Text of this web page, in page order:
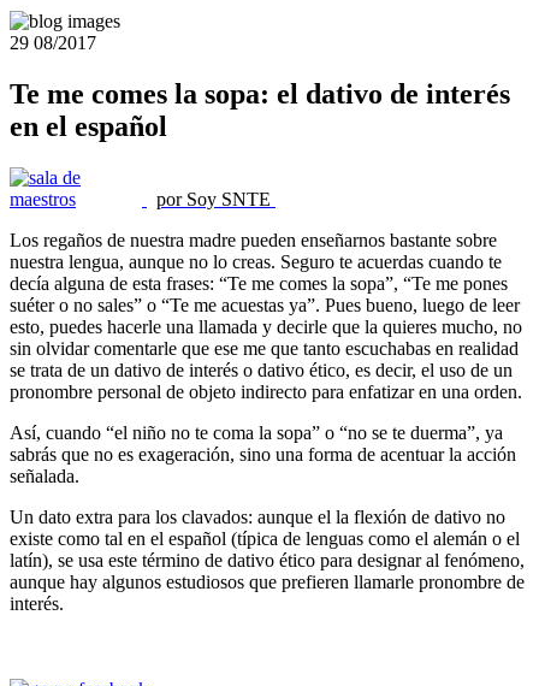
29 08/2017
Te me comes la sopa: el dativo de interés
en el español
por Soy SNTE
Los regaños de nuestra madre pueden enseñarnos bastante sobre
nuestra lengua, aunque no lo creas. Seguro te acuerdas cuando te
decía alguna de esta frases: “Te me comes la sopa”, “Te me pones
suéter o no sales” o “Te me acuestas ya”. Pues bueno, luego de leer
esto, puedes hacerle una llamada y decirle que la quieres mucho, no
sin olvidar comentarle que ese me que tanto escuchabas en realidad
se trata de un dativo de interés o dativo ético, es decir, el uso de un
pronombre personal de objeto indirecto para enfatizar en una orden.
Así, cuando “el niño no te coma la sopa” o “no se te duerma”, ya
sabrás que no es exageración, sino una forma de acentuar la acción
señalada.
Un dato extra para los clavados: aunque el la flexión de dativo no
existe como tal en el español (típica de lenguas como el alemán o el
latín), se usa este término de dativo ético para designar al fenómeno,
aunque hay algunos estudiosos que prefieren llamarle pronombre de
interés.